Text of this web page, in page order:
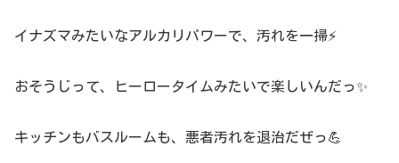
イナズマみたいなアルカリパワーで、汚れを一掃⚡
おそうじって、ヒーロータイムみたいで楽しいんだっ✨
キッチンもバスルームも、悪者汚れを退治だぜっ💪